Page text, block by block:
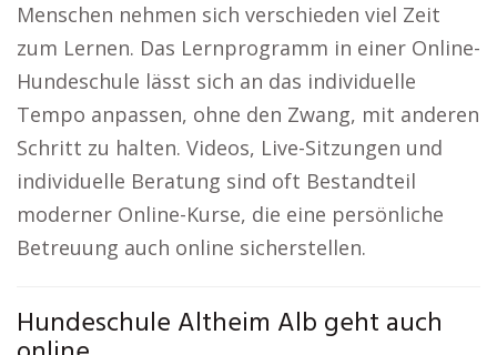
Menschen nehmen sich verschieden viel Zeit
zum Lernen. Das Lernprogramm in einer Online-
Hundeschule lässt sich an das individuelle
Tempo anpassen, ohne den Zwang, mit anderen
Schritt zu halten. Videos, Live-Sitzungen und
individuelle Beratung sind oft Bestandteil
moderner Online-Kurse, die eine persönliche
Betreuung auch online sicherstellen.
Hundeschule Altheim Alb geht auch